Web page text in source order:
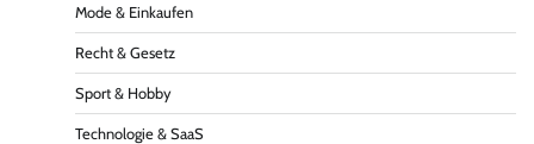
Mode & Einkaufen
Recht & Gesetz
Sport & Hobby
Technologie & SaaS